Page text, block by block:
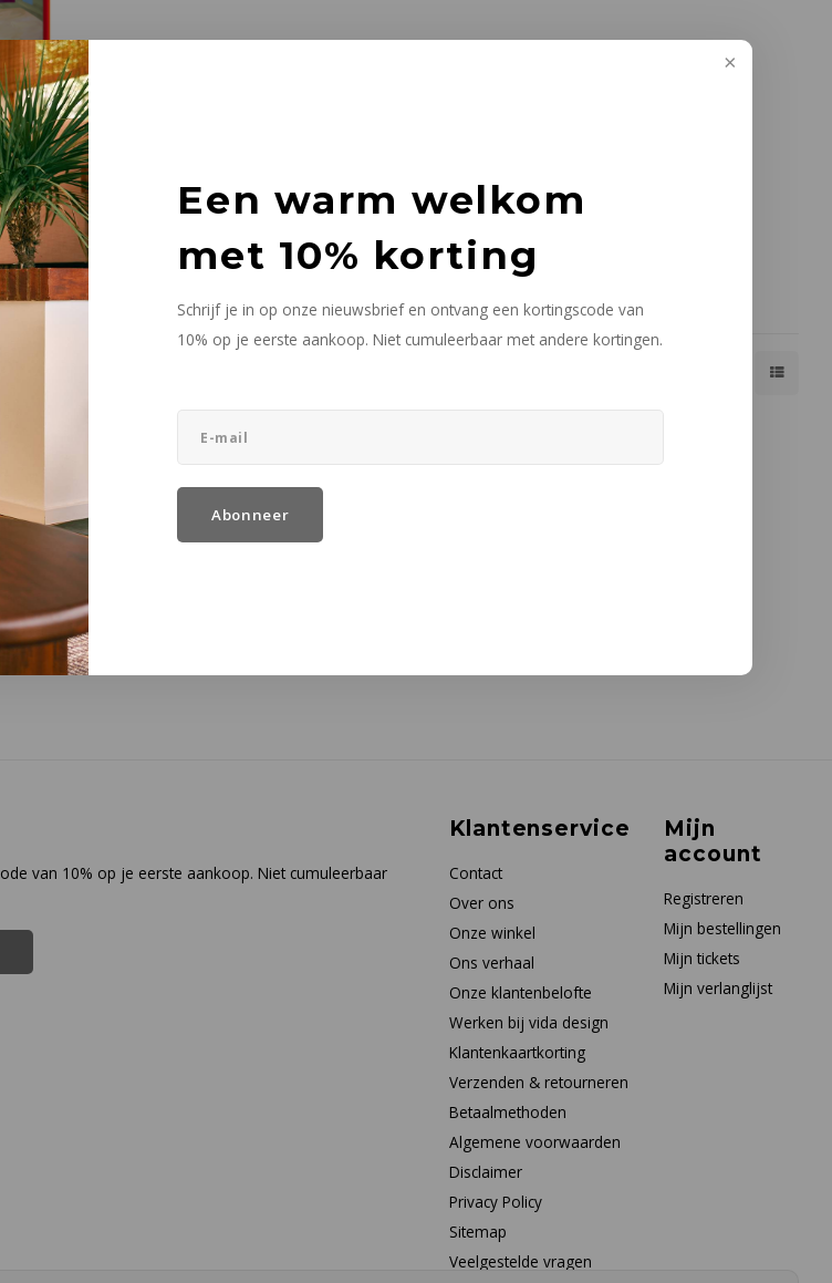
Een warm welkom
met 10% korting
Schrijf je in op onze nieuwsbrief en ontvang een kortingscode van
10% op je eerste aankoop. Niet cumuleerbaar met andere kortingen.
Abonneer
van 10% op je eerste aankoop. Niet cumuleerbaar
Klantenservice
Contact
Over ons
Onze winkel
Ons verhaal
Onze klantenbelofte
Werken bij vida design
Klantenkaartkorting
Verzenden & retourneren
Betaalmethoden
Algemene voorwaarden
Disclaimer
Privacy Policy
Sitemap
Veelgestelde vragen
Mijn
account
Registreren
Mijn bestellingen
Mijn tickets
Mijn verlanglijst